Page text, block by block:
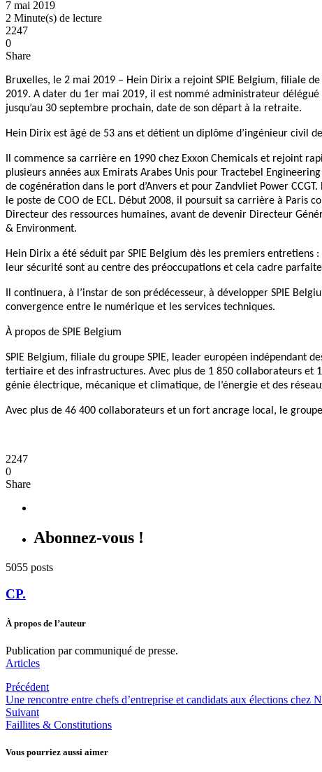
7 mai 2019
2 Minute(s) de lecture
2247
0
Share
Bruxelles, le 2 mai 2019 – Hein Dirix a rejoint SPIE Belgium, filiale
2019. A dater du 1er mai 2019, il est nommé administrateur
jusqu’au 30 septembre prochain, date de son départ à la retraite.
Hein Dirix est âgé de 53 ans et détient un diplôme d’ingénieur civil
Il commence sa carrière en 1990 chez Exxon Chemicals et rejoint
plusieurs années aux Emirats Arabes Unis pour Tractebel
de cogénération dans le port d’Anvers et pour Zandvliet Power
le poste de COO de ECL. Début 2008, il poursuit sa carrière à Paris
Directeur des ressources humaines, avant de devenir Directeur
& Environment.
Hein Dirix a été séduit par SPIE Belgium dès les premiers
leur sécurité sont au centre des préoccupations et cela cadre
Il continuera, à l’instar de son prédécesseur, à développer SPIE
convergence entre le numérique et les services techniques.
À propos de SPIE Belgium
SPIE Belgium, filiale du groupe SPIE, leader européen indépendant
tertiaire et des infrastructures. Avec plus de 1 850 collaborateurs et
génie électrique, mécanique et climatique, de l’énergie et des
Avec plus de 46 400 collaborateurs et un fort ancrage local, le
2247
0
Share
Abonnez-vous !
5055 posts
CP.
À propos de l’auteur
Publication par communiqué de presse.
Articles
Précédent
Une rencontre entre chefs d’entreprise et candidats aux élections chez
Suivant
Faillites & Constitutions
Vous pourriez aussi aimer